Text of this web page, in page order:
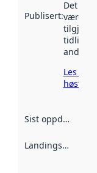
Publisert:
Det kan
vært
tidligere
andre
Les mer
høsting
Sist oppdatert
Landingsside